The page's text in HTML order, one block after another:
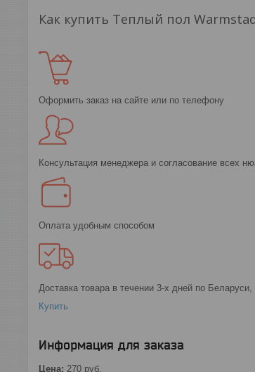
Как купить Теплый пол
Оформить заказ на сайте или по телефону
Консультация менеджера и согласование всех
Оплата удобным способом
Доставка товара в течении 3-х дней по
Купить
Информация для заказа
Цена: 270 руб.